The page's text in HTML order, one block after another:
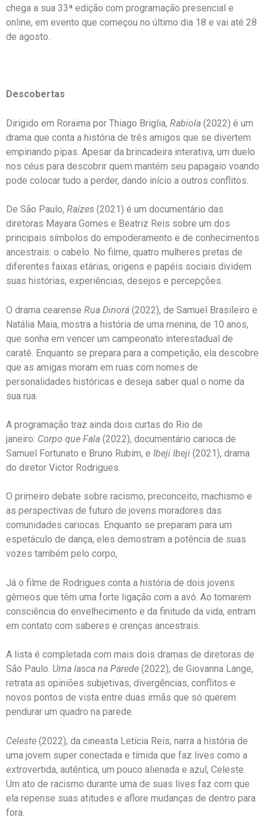
chega a sua 33ª edição com programação presencial e
online, em evento que começou no último dia 18 e vai até 28
de agosto.
Descobertas
Dirigido em Roraima por Thiago Briglia, Rabiola (2022) é um
drama que conta a história de três amigos que se divertem
empinando pipas. Apesar da brincadeira interativa, um duelo
nos céus para descobrir quem mantém seu papagaio voando
pode colocar tudo a perder, dando início a outros conflitos.
De São Paulo, Raízes (2021) é um documentário das
diretoras Mayara Gomes e Beatriz Reis sobre um dos
principais símbolos do empoderamento e de conhecimentos
ancestrais: o cabelo. No filme, quatro mulheres pretas de
diferentes faixas etárias, origens e papéis sociais dividem
suas histórias, experiências, desejos e percepções.
O drama cearense Rua Dinorá (2022), de Samuel Brasileiro e
Natália Maia, mostra a história de uma menina, de 10 anos,
que sonha em vencer um campeonato interestadual de
caratê. Enquanto se prepara para a competição, ela descobre
que as amigas moram em ruas com nomes de
personalidades históricas e deseja saber qual o nome da
sua rua.
A programação traz ainda dois curtas do Rio de
janeiro: Corpo que Fala (2022), documentário carioca de
Samuel Fortunato e Bruno Rubim, e Ibeji Ibeji (2021), drama
do diretor Victor Rodrigues.
O primeiro debate sobre racismo, preconceito, machismo e
as perspectivas de futuro de jovens moradores das
comunidades cariocas. Enquanto se preparam para um
espetáculo de dança, eles demostram a potência de suas
vozes também pelo corpo,
Já o filme de Rodrigues conta a história de dois jovens
gêmeos que têm uma forte ligação com a avó. Ao tomarem
consciência do envelhecimento e da finitude da vida, entram
em contato com saberes e crenças ancestrais.
A lista é completada com mais dois dramas de diretoras de
São Paulo. Uma lasca na Parede (2022), de Giovanna Lange,
retrata as opiniões subjetivas, divergências, conflitos e
novos pontos de vista entre duas irmãs que só querem
pendurar um quadro na parede.
Celeste (2022), da cineasta Letícia Reis, narra a história de
uma jovem super conectada e tímida que faz lives como a
extrovertida, autêntica, um pouco alienada e azul, Celeste.
Um ato de racismo durante uma de suas lives faz com que
ela repense suas atitudes e aflore mudanças de dentro para
fora.